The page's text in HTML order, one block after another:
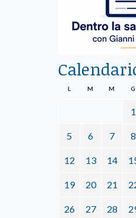
L M M G
1
5 6 7 8
12 13 14
19 20 21
26 27 28